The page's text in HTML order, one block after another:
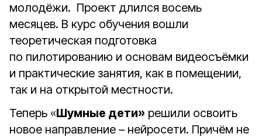
молодёжи. Проект длился восемь
месяцев. В курс обучения вошли
теоретическая подготовка
по пилотированию и основам видеосъёмки
и практические занятия, как в помещении,
так и на открытой местности.
Теперь «Шумные дети» решили освоить
новое направление – нейросети. Причём не